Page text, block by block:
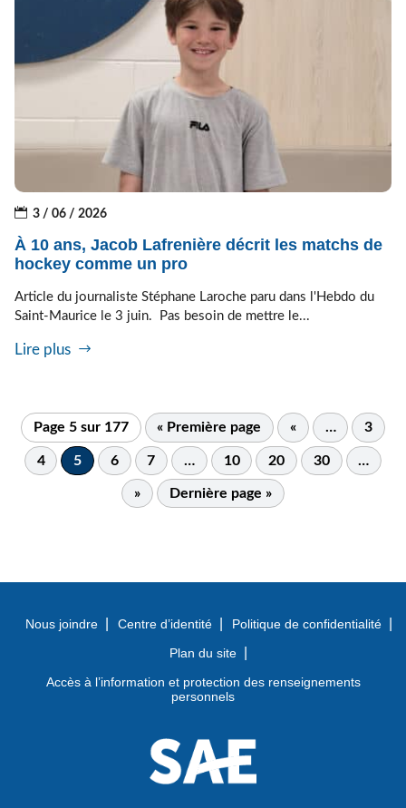
3 / 06 / 2026
À 10 ans, Jacob Lafrenière décrit les matchs de
hockey comme un pro
Article du journaliste Stéphane Laroche paru dans l'Hebdo du
Saint-Maurice le 3 juin. Pas besoin de mettre le...
Lire plus
Page 5 sur 177 « Première page « … 3
4 5 6 7 … 10 20 30 …
» Dernière page »
Nous joindre Centre d’identité
Politique de confidentialité
Plan du site
Accès à l’information et protection des renseignements
personnels